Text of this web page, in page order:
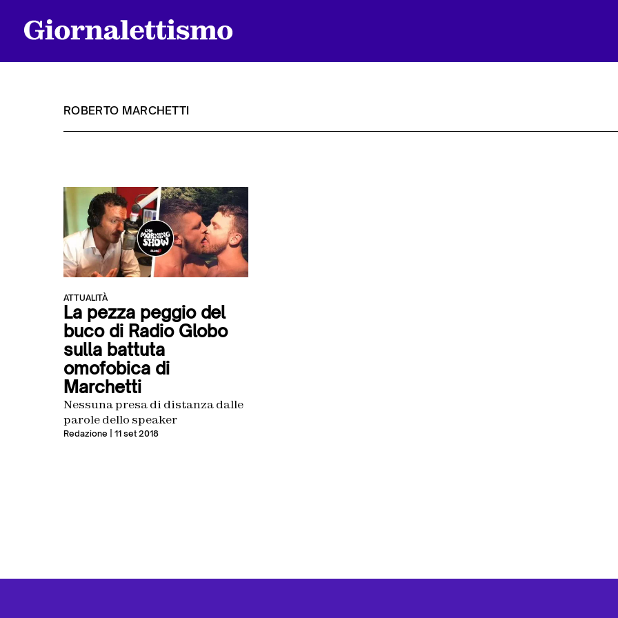
Chi siamo
Contatti
ROBERTO MARCHETTI
ATTUALITÀ
La pezza peggio del
buco di Radio Globo
sulla battuta
omofobica di
Marchetti
Nessuna presa di distanza dalle
parole dello speaker
Redazione | 11 set 2018